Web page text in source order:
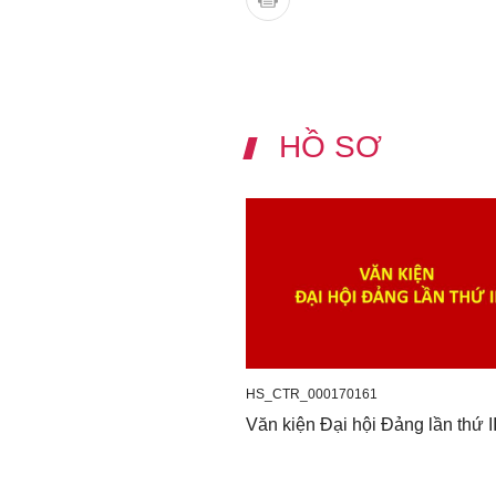
HỒ SƠ
HS_CTR_000170161
Văn kiện Đại hội Đảng lần thứ II